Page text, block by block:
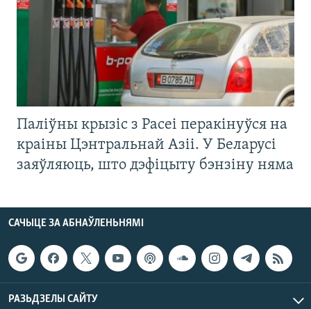
Паліўны крызіс з Расеі перакінуўся на
краіны Цэнтральнай Азіі. У Беларусі
заяўляюць, што дэфіцыту бэнзіну няма
САЧЫЦЕ ЗА АБНАЎЛЕНЬНЯМІ
РАЗЬДЗЕЛЫ САЙТУ